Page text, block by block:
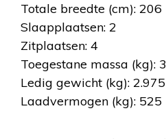
Totale breedte (cm): 206
Slaapplaatsen: 2
Zitplaatsen: 4
Toegestane massa (kg):
Ledig gewicht (kg): 2.975
Laadvermogen (kg): 525